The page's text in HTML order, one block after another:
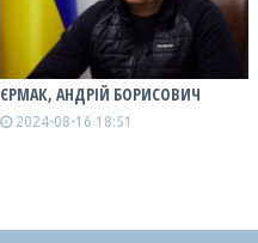
ЄРМАК, АНДРІЙ БОРИСОВИЧ
2024-08-16 18:51